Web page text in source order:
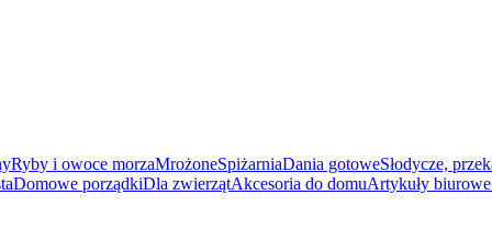
Ryby i owoce morzaMrożoneSpiżarniaDania gotoweSłodycze,
Domowe porządkiDla zwierzątAkcesoria do domuArtykuły